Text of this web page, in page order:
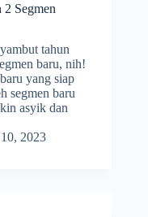
2 Segmen
tahun
baru, nih!
yang siap
segmen baru
asyik dan
2023